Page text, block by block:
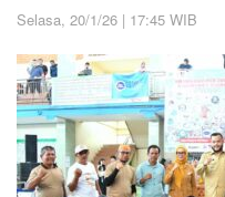
Selasa, 20/1/26 | 17:45 WIB